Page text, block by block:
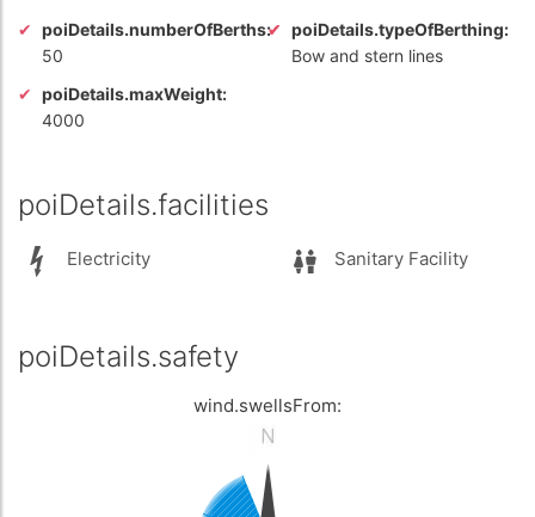
poiDetails.numberOfBerths:
50
poiDetails.typeOfBerthing:
Bow and stern lines
poiDetails.maxWeight:
4000
poiDetails.facilities
Electricity Sanitary Facility
poiDetails.safety
wind.swellsFrom: